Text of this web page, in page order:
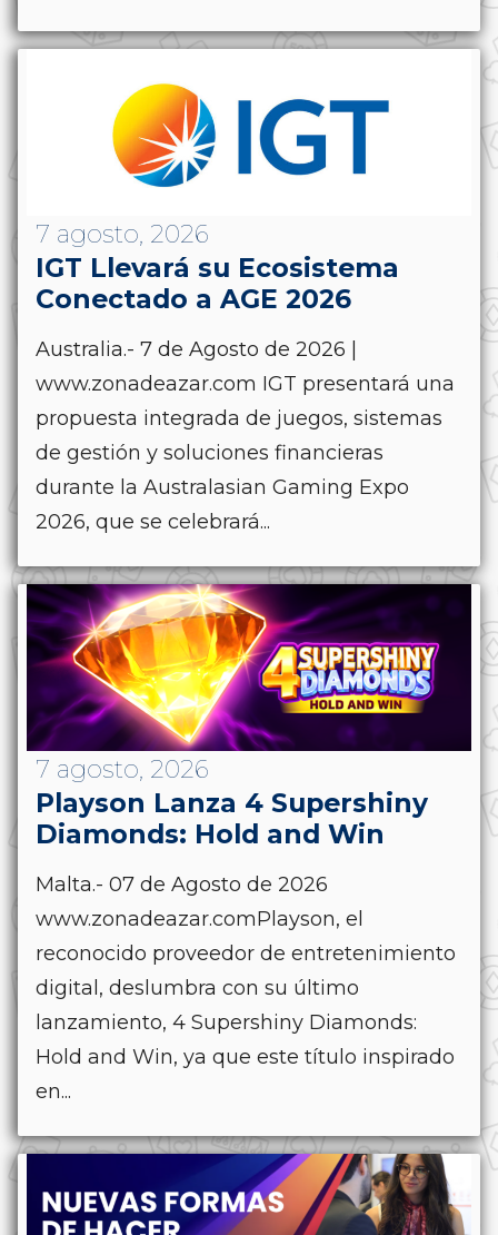
7 agosto, 2026
IGT Llevará su Ecosistema
Conectado a AGE 2026
Australia.- 7 de Agosto de 2026 |
www.zonadeazar.com IGT presentará una
propuesta integrada de juegos, sistemas
de gestión y soluciones financieras
durante la Australasian Gaming Expo
2026, que se celebrará...
7 agosto, 2026
Playson Lanza 4 Supershiny
Diamonds: Hold and Win
Malta.- 07 de Agosto de 2026
www.zonadeazar.comPlayson, el
reconocido proveedor de entretenimiento
digital, deslumbra con su último
lanzamiento, 4 Supershiny Diamonds:
Hold and Win, ya que este título inspirado
en...